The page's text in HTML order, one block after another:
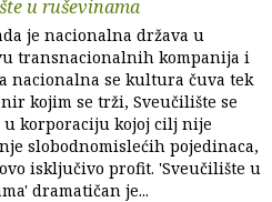
u ruševinama
je nacionalna država u
transnacionalnih kompanija i
nacionalna se kultura čuva tek
kojim se trži, Sveučilište se
u korporaciju kojoj cilj nije
slobodnomislećih pojedinaca,
isključivo profit. 'Sveučilište u
dramatičan je...